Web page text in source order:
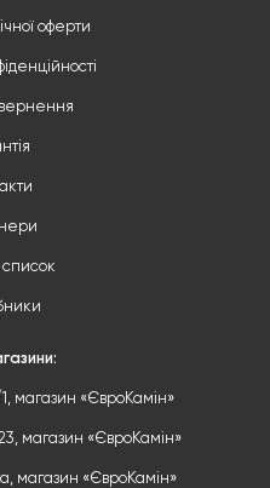
оферти
магазин «ЄвроКамін»
магазин «ЄвроКамін»
магазин «ЄвроКамін»